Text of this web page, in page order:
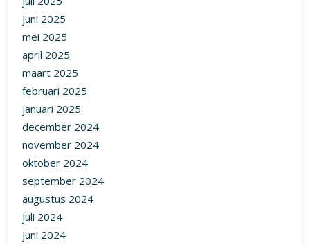
juni 2025
mei 2025
april 2025
maart 2025
februari 2025
januari 2025
december 2024
november 2024
oktober 2024
september 2024
augustus 2024
juli 2024
juni 2024